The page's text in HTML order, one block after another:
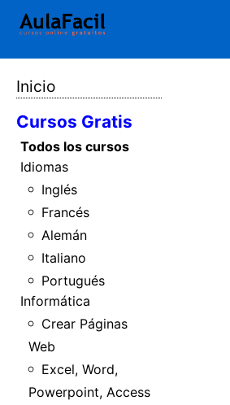
Inicio
Cursos Gratis
Todos los cursos
Idiomas
Inglés
Francés
Alemán
Italiano
Portugués
Informática
Crear Páginas
Web
Excel, Word,
Powerpoint, Access